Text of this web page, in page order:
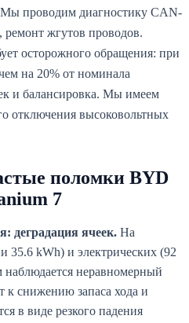
Мы проводим диагностику CAN-
жгутов проводов.
осторожного обращения: при
на 20% от номинала
и балансировка. Мы имеем
отключения высоковольтных
поломки BYD
7
деградация ячеек. На
35.6 kWh) и электрических (92
неравномерный
к снижению запаса хода и
в виде резкого падения